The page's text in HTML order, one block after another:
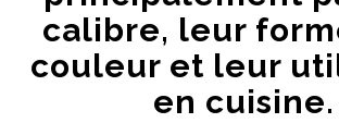
calibre, leur
couleur et leur
en cuisine.